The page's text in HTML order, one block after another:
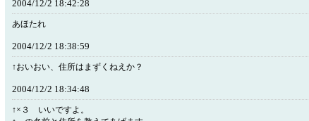
2004/12/2 18:42:28
あほたれ
2004/12/2 18:38:59
↑おいおい、住所はまずくねえか？
2004/12/2 18:34:48
↑×３ いいですよ。